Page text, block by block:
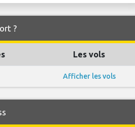
?
Les vols
Afficher les vols